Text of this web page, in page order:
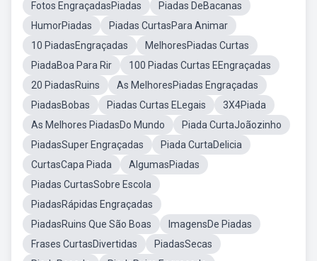
Fotos EngraçadasPiadas
Piadas DeBacanas
HumorPiadas
Piadas CurtasPara Animar
10 PiadasEngraçadas
MelhoresPiadas Curtas
PiadaBoa Para Rir
100 Piadas Curtas EEngraçadas
20 PiadasRuins
As MelhoresPiadas Engraçadas
PiadasBobas
Piadas Curtas ELegais
3X4Piada
As Melhores PiadasDo Mundo
Piada CurtaJoãozinho
PiadasSuper Engraçadas
Piada CurtaDelicia
CurtasCapa Piada
AlgumasPiadas
Piadas CurtasSobre Escola
PiadasRápidas Engraçadas
PiadasRuins Que São Boas
ImagensDe Piadas
Frases CurtasDivertidas
PiadasSecas